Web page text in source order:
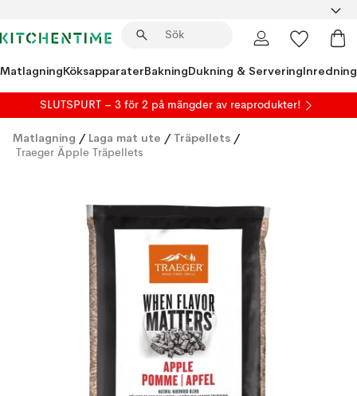
MatlagningKöksapparaterBakningDukning & ServeringInredning
SLUTSPURT – 3 för 2 på mängder av reaprodukter!
Matlagning / Laga mat ute / Träpellets /
Traeger Äpple Träpellets